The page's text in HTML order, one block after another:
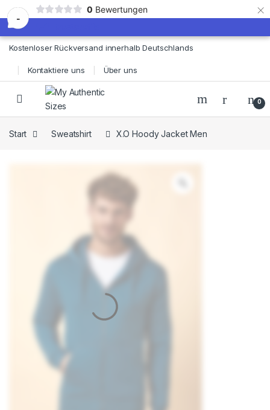
-
0 Bewertungen ×
Skip to navigation
Skip to content
Kostenloser Rückversand innerhalb Deutschlands
Kontaktiere uns Über uns
0
Start Sweatshirt X.O Hoody Jacket Men